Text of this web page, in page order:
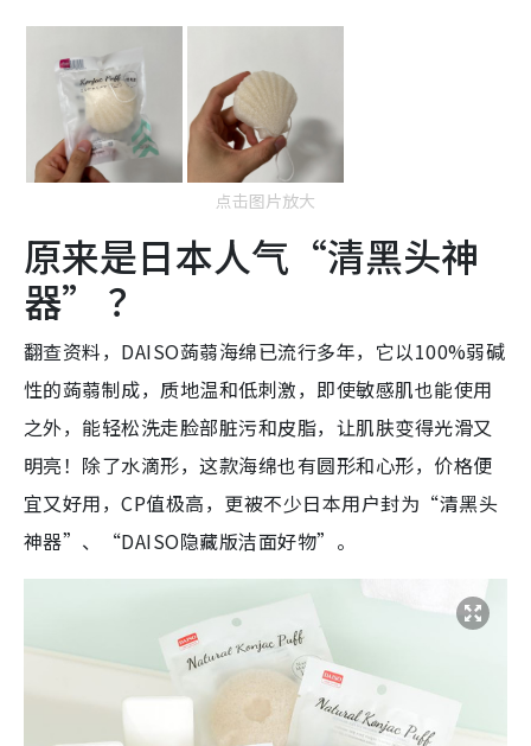
点击图片放大
原来是日本人气“清黑头神
器” ？
翻查资料，DAISO蒟蒻海绵已流行多年，它以100%弱碱
性的蒟蒻制成，质地温和低刺激，即使敏感肌也能使用
之外，能轻松洗走脸部脏污和皮脂，让肌肤变得光滑又
明亮！除了水滴形，这款海绵也有圆形和心形，价格便
宜又好用，CP值极高，更被不少日本用户封为“清黑头
神器”、“DAISO隐藏版洁面好物”。